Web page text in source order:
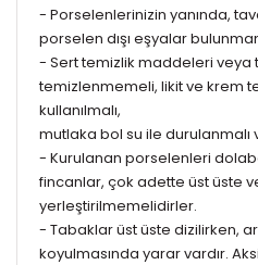
- Porselenlerinizin yanında,
porselen dışı eşyalar
- Sert temizlik maddeleri veya
temizlenmemeli, likit ve krem
kullanılmalı,
mutlaka bol su ile durulanmalı
- Kurulanan porselenleri
fincanlar, çok adette üst üste
yerleştirilmemelidirler.
- Tabaklar üst üste dizilirken,
koyulmasında yarar vardır.